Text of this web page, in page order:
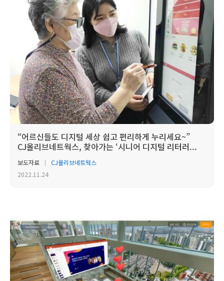
“어르신들도 디지털 세상 쉽고 편리하게 누리세요~”
CJ올리브네트웍스, 찾아가는 ‘시니어 디지털 리터러...
보도자료
CJ올리브네트웍스
2022.11.24